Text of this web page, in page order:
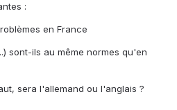
:
en France
sont-ils au même normes qu'en
sera l'allemand ou l'anglais ?